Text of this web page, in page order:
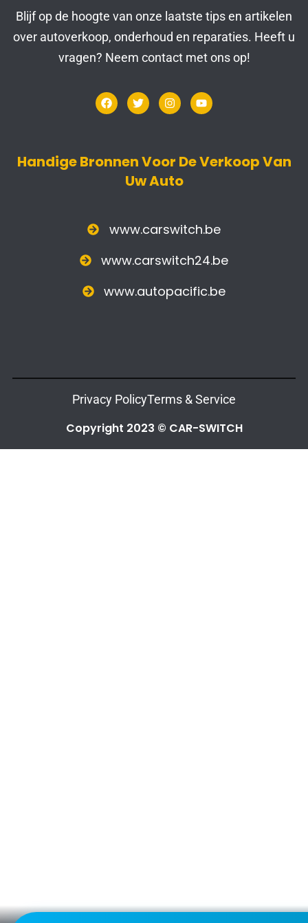
Blijf op de hoogte van onze laatste tips en artikelen
over autoverkoop, onderhoud en reparaties. Heeft u
vragen? Neem contact met ons op!
Handige Bronnen Voor De Verkoop Van
Uw Auto
www.carswitch.be
www.carswitch24.be
www.autopacific.be
Privacy PolicyTerms & Service
Copyright 2023 © CAR-SWITCH